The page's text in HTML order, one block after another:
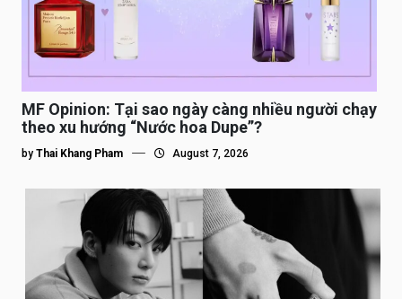
MF Opinion: Tại sao ngày càng nhiều người chạy
theo xu hướng “Nước hoa Dupe”?
by Thai Khang Pham August 7, 2026